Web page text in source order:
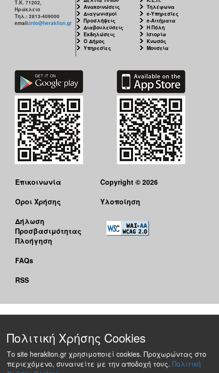
Τ.Κ. 71202,
Ηράκλειο
Τηλ.: 2813-409000
email:info@heraklion.gr
Ανακοινώσεις
Διαγωνισμοί
Προσλήψεις
Διαβουλεύσεις
Εκδηλώσεις
Ο Δήμος
Υπηρεσίες
Τηλέφωνα
e-Υπηρεσίες
e-Αιτήματα
Η Πόλη
Ιστορία
Κνωσός
Μουσεία
Επικοινωνία
Όροι Χρήσης
Δήλωση
Προσβασιμότητας
Πλοήγηση
FAQs
RSS
Copyright © 2026
Υλοποίηση
Πολιτική Χρήσης Cookies
Το site heraklion.gr χρησιμοποιεί cookies. Προχωρώντας στο
περιεχόμενο, συναινείτε με την αποδοχή τους. Πολιτική